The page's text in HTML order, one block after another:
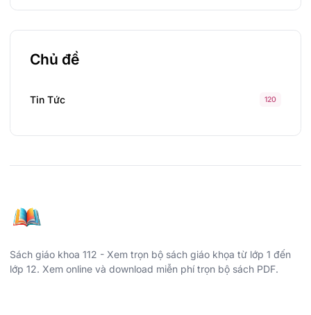
Chủ đề
Tin Tức 120
Sách giáo khoa 112 - Xem trọn bộ sách giáo khọa từ lớp 1 đến
lớp 12. Xem online và download miễn phí trọn bộ sách PDF.